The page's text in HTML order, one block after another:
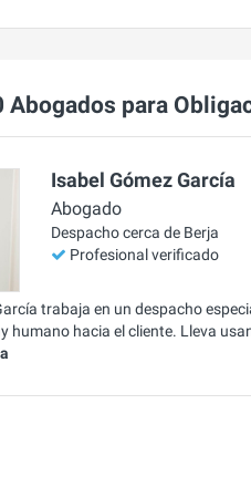
Abogados para
Isabel Gómez García
Abogado
Despacho cerca de Berja
Profesional verificado
trabaja en un despacho
humano hacia el cliente. Lleva